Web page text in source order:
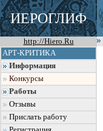
ИЕРОГЛИФ
http://Hiero.Ru
АРТ-КРИТИКА
Информация
Конкурсы
Работы
Отзывы
Прислать работу